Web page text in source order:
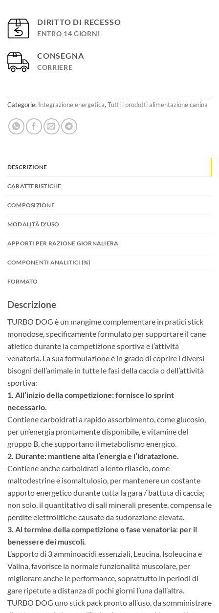
DIRITTO DI RECESSO
ENTRO 14 GIORNI
CONSEGNA
CORRIERE
Categorie: Integrazione energetica,Tutti i prodotti alimentazione canina
DESCRIZIONE
CARATTERISTICHE
COMPOSIZIONE
MODALITÀ D'USO
APPORTI PER RAZIONE GIORNALIERA
COMPONENTI ANALITICI (%)
FORMATO
Descrizione
TURBO DOG è un mangime complementare in pratici stick
monodose, specificamente formulato per supportare il cane
atletico durante la competizione sportiva e l’attività
venatoria. La sua formulazione è in grado di coprire i diversi
bisogni dell’animale in tutte le fasi della caccia o dell’attività
sportiva:
1. All’inizio della competizione: fornisce lo sprint
necessario.
Contiene carboidrati a rapido assorbimento, come glucosio,
per un’energia prontamente disponibile, e vitamine del
gruppo B, che supportano il metabolismo energico.
2. Durante: mantiene alta l’energia e l’idratazione.
Contiene anche carboidrati a lento rilascio, come
maltodestrine e isomaltulosio, per mantenere un costante
apporto energetico durante tutta la gara / battuta di caccia;
non solo, il quantitativo di sali minerali presente, compensa le
perdite elettrolitiche causate da sudorazione elevata.
3. Al termine della competizione o fase venatoria: per il
benessere dei muscoli.
L’apporto di 3 amminoacidi essenziali, Leucina, Isoleucina e
Valina, favorisce la normale funzionalità muscolare, per
migliorare anche le performance, soprattutto in periodi di
gare ripetute a distanza di pochi giorni l’una dall’altra.
TURBO DOG uno stick pack pronto all’uso, da somministrare